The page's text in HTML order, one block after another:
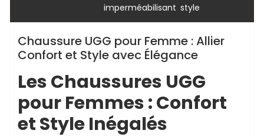
imperméabilisant style
Chaussure UGG pour Femme : Allier
Confort et Style avec Élégance
Les Chaussures UGG
pour Femmes : Confort
et Style Inégalés